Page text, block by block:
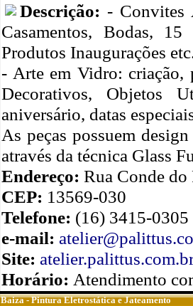
Descrição: - Convites
Casamentos, Bodas,
Produtos Inaugurações
- Arte em Vidro: criação,
Decorativos, Objetos
aniversário, datas
As peças possuem
através da técnica Glass
Endereço: Rua Conde
CEP: 13569-030
Telefone: (16) 3415-0305
e-mail:
Site:
Horário: Atendimento
Baiza - Pintura Eletrostática e Jateamento